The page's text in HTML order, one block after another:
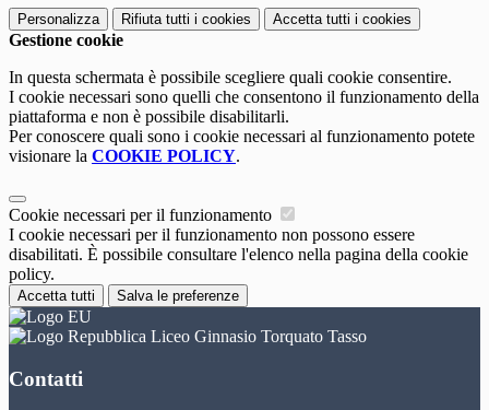
Personalizza Rifiuta tutti i cookies Accetta tutti i cookies
Gestione cookie
In questa schermata è possibile scegliere quali cookie consentire.
I cookie necessari sono quelli che consentono il funzionamento della
piattaforma e non è possibile disabilitarli.
Per conoscere quali sono i cookie necessari al funzionamento potete
visionare la COOKIE POLICY.
Cookie necessari per il funzionamento
I cookie necessari per il funzionamento non possono essere
disabilitati. È possibile consultare l'elenco nella pagina della cookie
policy.
Accetta tutti Salva le preferenze
Liceo Ginnasio Torquato Tasso
Contatti